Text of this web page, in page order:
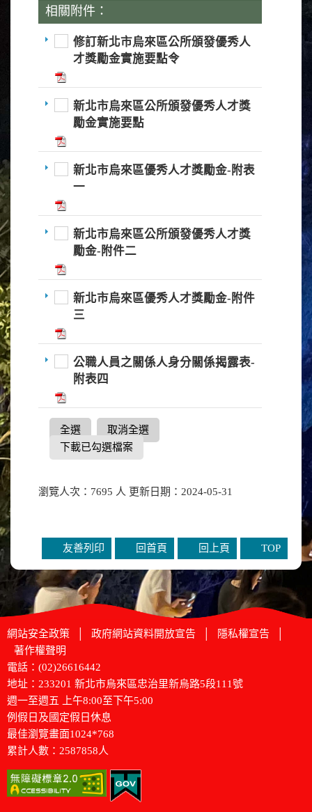
相關附件：
修訂新北市烏來區公所頒發優秀人
才獎勵金實施要點令
新北市烏來區公所頒發優秀人才獎
勵金實施要點
新北市烏來區優秀人才獎勵金-附表
一
新北市烏來區公所頒發優秀人才獎
勵金-附件二
新北市烏來區優秀人才獎勵金-附件
三
公職人員之關係人身分關係揭露表-
附表四
全選
取消全選
下載已勾選檔案
瀏覽人次：7695 人 更新日期：2024-05-31
友善列印 回首頁 回上頁 TOP
網站安全政策 政府網站資料開放宣告 隱私權宣告
著作權聲明
電話：(02)26616442
地址：233201 新北市烏來區忠治里新烏路5段111號
週一至週五 上午8:00至下午5:00
例假日及國定假日休息
最佳瀏覽畫面1024*768
累計人數：2587858人